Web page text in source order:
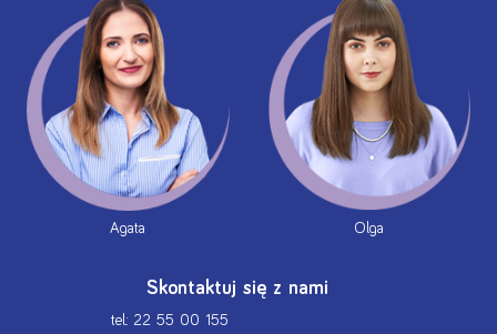
Agata Olga
Skontaktuj się z nami
tel.: 22 55 00 155